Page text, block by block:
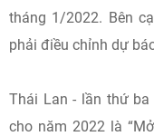
tháng 1/2022. Bên
phải điều chỉnh dự
Thái Lan - lần thứ
cho năm 2022 là